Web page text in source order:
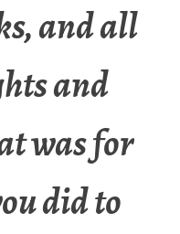
and all
and
was for
did to